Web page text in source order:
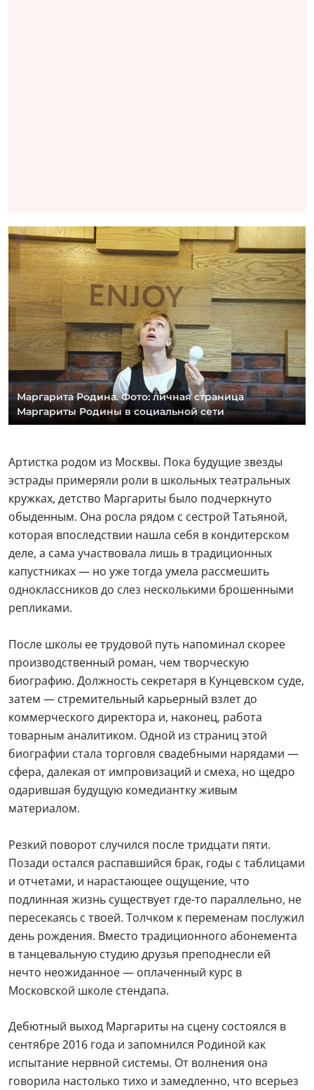
Маргарита Родина. Фото: личная страница
Маргариты Родины в социальной сети
Артистка родом из Москвы. Пока будущие звезды
эстрады примеряли роли в школьных театральных
кружках, детство Маргариты было подчеркнуто
обыденным. Она росла рядом с сестрой Татьяной,
которая впоследствии нашла себя в кондитерском
деле, а сама участвовала лишь в традиционных
капустниках — но уже тогда умела рассмешить
одноклассников до слез несколькими брошенными
репликами.
После школы ее трудовой путь напоминал скорее
производственный роман, чем творческую
биографию. Должность секретаря в Кунцевском суде,
затем — стремительный карьерный взлет до
коммерческого директора и, наконец, работа
товарным аналитиком. Одной из страниц этой
биографии стала торговля свадебными нарядами —
сфера, далекая от импровизаций и смеха, но щедро
одарившая будущую комедиантку живым
материалом.
Резкий поворот случился после тридцати пяти.
Позади остался распавшийся брак, годы с таблицами
и отчетами, и нарастающее ощущение, что
подлинная жизнь существует где-то параллельно, не
пересекаясь с твоей. Толчком к переменам послужил
день рождения. Вместо традиционного абонемента
в танцевальную студию друзья преподнесли ей
нечто неожиданное — оплаченный курс в
Московской школе стендапа.
Дебютный выход Маргариты на сцену состоялся в
сентябре 2016 года и запомнился Родиной как
испытание нервной системы. От волнения она
говорила настолько тихо и замедленно, что всерьез